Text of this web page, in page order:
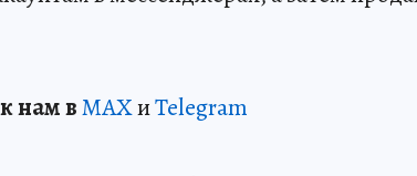
нам вMAXиTelegram